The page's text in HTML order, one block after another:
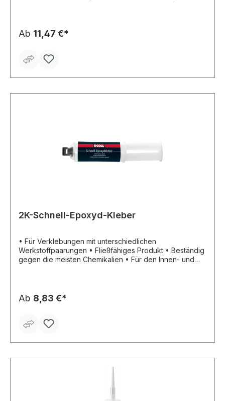
Klebespaltüberbrückung: 4 mm •
Temperaturbeständigkeit: -40 °C bis +140 °C
Ab 11,47 €*
2K-Schnell-Epoxyd-Kleber
• Für Verklebungen mit unterschiedlichen
Werkstoffpaarungen • Fließfähiges Produkt • Beständig
gegen die meisten Chemikalien • Für den Innen- und
+40 °C • Temperaturbeständigkeit: -50 °C bis +140 °C
Ab 8,83 €*